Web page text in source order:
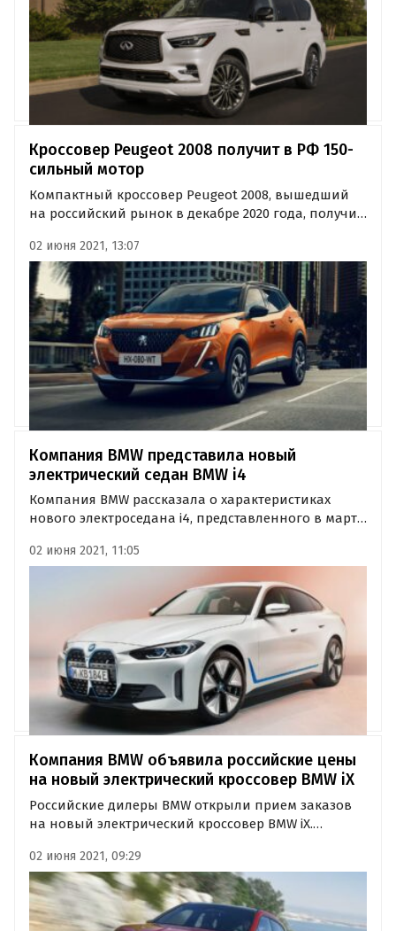
Кроссовер Peugeot 2008 получит в РФ 150-
сильный мотор
Компактный кроссовер Peugeot 2008, вышедший
на российский рынок в декабре 2020 года, получит
лошадиных сил. Расширенное Одобрение типа
транспортного средства (ОТТС) на паркетник
появилось в открытой базе…
02 июня 2021, 13:07
Компания BMW представила новый
электрический седан BMW i4
Компания BMW рассказала о характеристиках
нового электроседана i4, представленного в марте
пресс-службе баварской марки, пятидверная
задним и полным приводом —…
02 июня 2021, 11:05
Компания BMW объявила российские цены
на новый электрический кроссовер BMW iX
Российские дилеры BMW открыли прием заказов
на новый электрический кроссовер BMW iX.
марки предлагается в одной-единственной
комплектации iX xDrive50 по цене от 8 500 000
рублей.
02 июня 2021, 09:29